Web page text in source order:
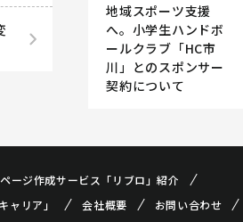
地域スポーツ支援
へ。小学生ハンドボ
ールクラブ「HC市
川」とのスポンサー
契約について
ージ作成サービス「リブロ」紹介
ャリア」
会社概要 お問い合わせ